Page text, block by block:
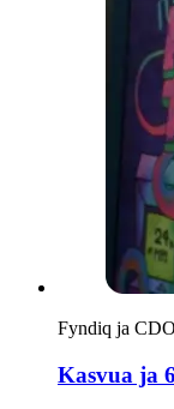
Fyndiq ja
Kasvua ja